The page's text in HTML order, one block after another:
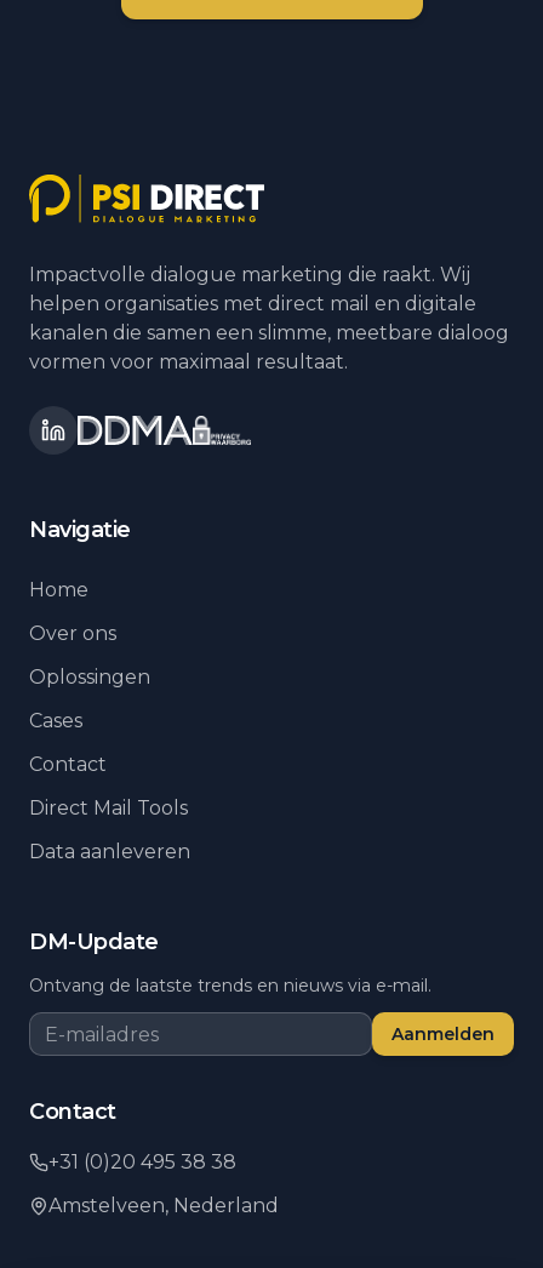
Impactvolle dialogue marketing die raakt. Wij
helpen organisaties met direct mail en digitale
kanalen die samen een slimme, meetbare dialoog
vormen voor maximaal resultaat.
Navigatie
Home
Over ons
Oplossingen
Cases
Contact
Direct Mail Tools
Data aanleveren
DM-Update
Ontvang de laatste trends en nieuws via e-mail.
Aanmelden
Contact
+31 (0)20 495 38 38
Amstelveen, Nederland